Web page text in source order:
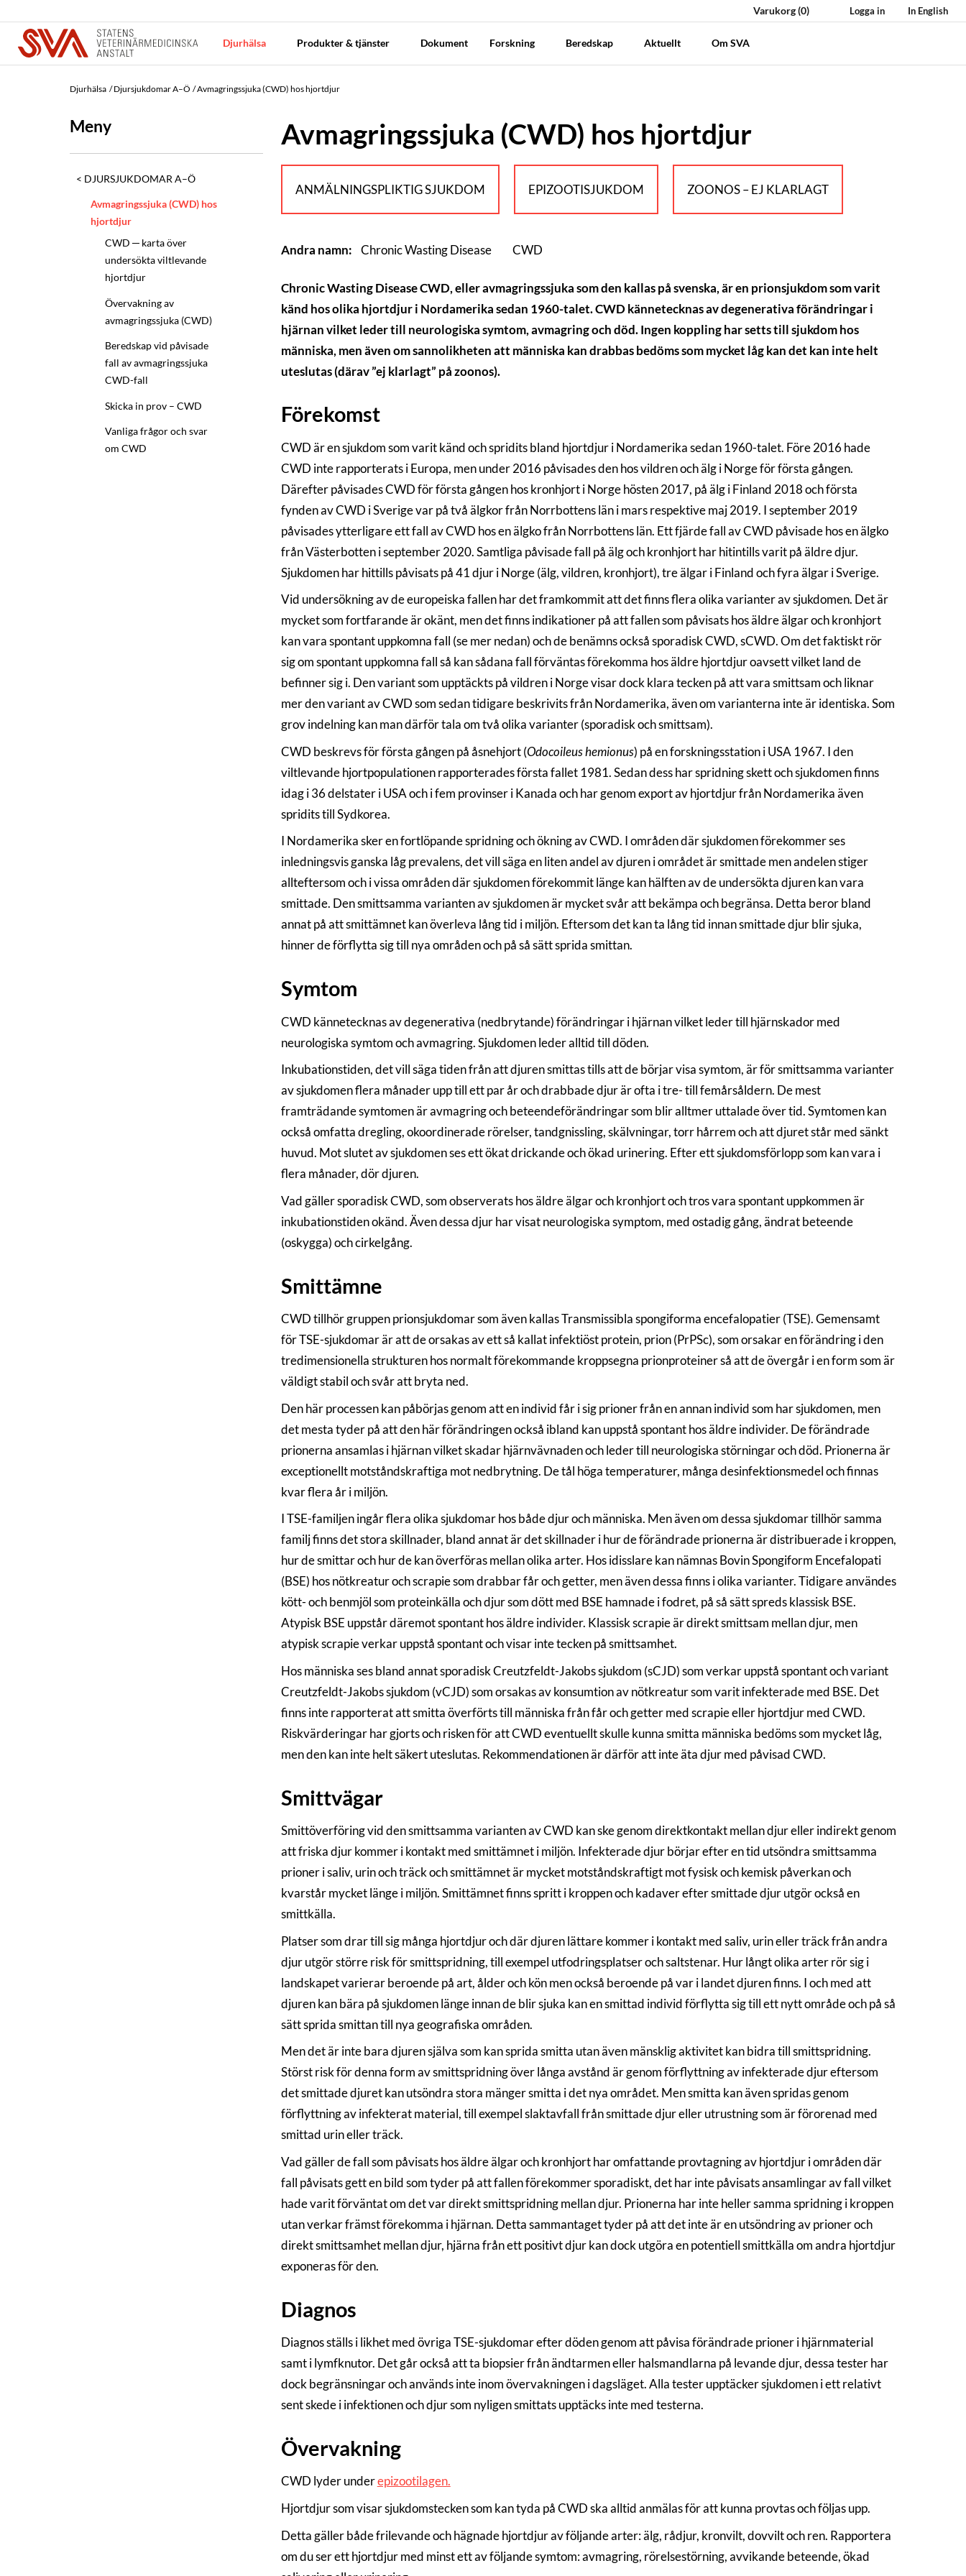
Varukorg(0) Logga in In English
Djurhälsa Produkter & tjänster Dokument Forskning Beredskap Aktuellt Om SVA
Djurhälsa Djursjukdomar A–Ö Avmagringssjuka (CWD) hos hjortdjur
Meny
DJURSJUKDOMAR A–Ö
Avmagringssjuka (CWD) hos
hjortdjur
CWD ─ karta över
undersökta viltlevande
hjortdjur
Övervakning av
avmagringssjuka (CWD)
Beredskap vid påvisade
fall av avmagringssjuka
CWD-fall
Skicka in prov – CWD
Vanliga frågor och svar
om CWD
Avmagringssjuka (CWD) hos hjortdjur
ANMÄLNINGSPLIKTIG SJUKDOM EPIZOOTISJUKDOM ZOONOS – EJ KLARLAGT
Andra namn: Chronic Wasting Disease CWD
Chronic Wasting Disease CWD, eller avmagringssjuka som den kallas på svenska, är en prionsjukdom som varit
känd hos olika hjortdjur i Nordamerika sedan 1960-talet. CWD kännetecknas av degenerativa förändringar i
hjärnan vilket leder till neurologiska symtom, avmagring och död. Ingen koppling har setts till sjukdom hos
människa, men även om sannolikheten att människa kan drabbas bedöms som mycket låg kan det kan inte helt
uteslutas (därav ”ej klarlagt” på zoonos).
Förekomst
CWD är en sjukdom som varit känd och spridits bland hjortdjur i Nordamerika sedan 1960-talet. Före 2016 hade
CWD inte rapporterats i Europa, men under 2016 påvisades den hos vildren och älg i Norge för första gången.
Därefter påvisades CWD för första gången hos kronhjort i Norge hösten 2017, på älg i Finland 2018 och första
fynden av CWD i Sverige var på två älgkor från Norrbottens län i mars respektive maj 2019. I september 2019
påvisades ytterligare ett fall av CWD hos en älgko från Norrbottens län. Ett fjärde fall av CWD påvisade hos en älgko
från Västerbotten i september 2020. Samtliga påvisade fall på älg och kronhjort har hitintills varit på äldre djur.
Sjukdomen har hittills påvisats på 41 djur i Norge (älg, vildren, kronhjort), tre älgar i Finland och fyra älgar i Sverige.
Vid undersökning av de europeiska fallen har det framkommit att det finns flera olika varianter av sjukdomen. Det är
mycket som fortfarande är okänt, men det finns indikationer på att fallen som påvisats hos äldre älgar och kronhjort
kan vara spontant uppkomna fall (se mer nedan) och de benämns också sporadisk CWD, sCWD. Om det faktiskt rör
sig om spontant uppkomna fall så kan sådana fall förväntas förekomma hos äldre hjortdjur oavsett vilket land de
befinner sig i. Den variant som upptäckts på vildren i Norge visar dock klara tecken på att vara smittsam och liknar
mer den variant av CWD som sedan tidigare beskrivits från Nordamerika, även om varianterna inte är identiska. Som
grov indelning kan man därför tala om två olika varianter (sporadisk och smittsam).
CWD beskrevs för första gången på åsnehjort (Odocoileus hemionus) på en forskningsstation i USA 1967. I den
viltlevande hjortpopulationen rapporterades första fallet 1981. Sedan dess har spridning skett och sjukdomen finns
idag i 36 delstater i USA och i fem provinser i Kanada och har genom export av hjortdjur från Nordamerika även
spridits till Sydkorea.
I Nordamerika sker en fortlöpande spridning och ökning av CWD. I områden där sjukdomen förekommer ses
inledningsvis ganska låg prevalens, det vill säga en liten andel av djuren i området är smittade men andelen stiger
allteftersom och i vissa områden där sjukdomen förekommit länge kan hälften av de undersökta djuren kan vara
smittade. Den smittsamma varianten av sjukdomen är mycket svår att bekämpa och begränsa. Detta beror bland
annat på att smittämnet kan överleva lång tid i miljön. Eftersom det kan ta lång tid innan smittade djur blir sjuka,
hinner de förflytta sig till nya områden och på så sätt sprida smittan.
Symtom
CWD kännetecknas av degenerativa (nedbrytande) förändringar i hjärnan vilket leder till hjärnskador med
neurologiska symtom och avmagring. Sjukdomen leder alltid till döden.
Inkubationstiden, det vill säga tiden från att djuren smittas tills att de börjar visa symtom, är för smittsamma varianter
av sjukdomen flera månader upp till ett par år och drabbade djur är ofta i tre- till femårsåldern. De mest
framträdande symtomen är avmagring och beteendeförändringar som blir alltmer uttalade över tid. Symtomen kan
också omfatta dregling, okoordinerade rörelser, tandgnissling, skälvningar, torr hårrem och att djuret står med sänkt
huvud. Mot slutet av sjukdomen ses ett ökat drickande och ökad urinering. Efter ett sjukdomsförlopp som kan vara i
flera månader, dör djuren.
Vad gäller sporadisk CWD, som observerats hos äldre älgar och kronhjort och tros vara spontant uppkommen är
inkubationstiden okänd. Även dessa djur har visat neurologiska symptom, med ostadig gång, ändrat beteende
(oskygga) och cirkelgång.
Smittämne
CWD tillhör gruppen prionsjukdomar som även kallas Transmissibla spongiforma encefalopatier (TSE). Gemensamt
för TSE-sjukdomar är att de orsakas av ett så kallat infektiöst protein, prion (PrPSc), som orsakar en förändring i den
tredimensionella strukturen hos normalt förekommande kroppsegna prionproteiner så att de övergår i en form som är
väldigt stabil och svår att bryta ned.
Den här processen kan påbörjas genom att en individ får i sig prioner från en annan individ som har sjukdomen, men
det mesta tyder på att den här förändringen också ibland kan uppstå spontant hos äldre individer. De förändrade
prionerna ansamlas i hjärnan vilket skadar hjärnvävnaden och leder till neurologiska störningar och död. Prionerna är
exceptionellt motståndskraftiga mot nedbrytning. De tål höga temperaturer, många desinfektionsmedel och finnas
kvar flera år i miljön.
I TSE-familjen ingår flera olika sjukdomar hos både djur och människa. Men även om dessa sjukdomar tillhör samma
familj finns det stora skillnader, bland annat är det skillnader i hur de förändrade prionerna är distribuerade i kroppen,
hur de smittar och hur de kan överföras mellan olika arter. Hos idisslare kan nämnas Bovin Spongiform Encefalopati
(BSE) hos nötkreatur och scrapie som drabbar får och getter, men även dessa finns i olika varianter. Tidigare användes
kött- och benmjöl som proteinkälla och djur som dött med BSE hamnade i fodret, på så sätt spreds klassisk BSE.
Atypisk BSE uppstår däremot spontant hos äldre individer. Klassisk scrapie är direkt smittsam mellan djur, men
atypisk scrapie verkar uppstå spontant och visar inte tecken på smittsamhet.
Hos människa ses bland annat sporadisk Creutzfeldt-Jakobs sjukdom (sCJD) som verkar uppstå spontant och variant
Creutzfeldt-Jakobs sjukdom (vCJD) som orsakas av konsumtion av nötkreatur som varit infekterade med BSE. Det
finns inte rapporterat att smitta överförts till människa från får och getter med scrapie eller hjortdjur med CWD.
Riskvärderingar har gjorts och risken för att CWD eventuellt skulle kunna smitta människa bedöms som mycket låg,
men den kan inte helt säkert uteslutas. Rekommendationen är därför att inte äta djur med påvisad CWD.
Smittvägar
Smittöverföring vid den smittsamma varianten av CWD kan ske genom direktkontakt mellan djur eller indirekt genom
att friska djur kommer i kontakt med smittämnet i miljön. Infekterade djur börjar efter en tid utsöndra smittsamma
prioner i saliv, urin och träck och smittämnet är mycket motståndskraftigt mot fysisk och kemisk påverkan och
kvarstår mycket länge i miljön. Smittämnet finns spritt i kroppen och kadaver efter smittade djur utgör också en
smittkälla.
Platser som drar till sig många hjortdjur och där djuren lättare kommer i kontakt med saliv, urin eller träck från andra
djur utgör större risk för smittspridning, till exempel utfodringsplatser och saltstenar. Hur långt olika arter rör sig i
landskapet varierar beroende på art, ålder och kön men också beroende på var i landet djuren finns. I och med att
djuren kan bära på sjukdomen länge innan de blir sjuka kan en smittad individ förflytta sig till ett nytt område och på så
sätt sprida smittan till nya geografiska områden.
Men det är inte bara djuren själva som kan sprida smitta utan även mänsklig aktivitet kan bidra till smittspridning.
Störst risk för denna form av smittspridning över långa avstånd är genom förflyttning av infekterade djur eftersom
det smittade djuret kan utsöndra stora mänger smitta i det nya området. Men smitta kan även spridas genom
förflyttning av infekterat material, till exempel slaktavfall från smittade djur eller utrustning som är förorenad med
smittad urin eller träck.
Vad gäller de fall som påvisats hos äldre älgar och kronhjort har omfattande provtagning av hjortdjur i områden där
fall påvisats gett en bild som tyder på att fallen förekommer sporadiskt, det har inte påvisats ansamlingar av fall vilket
hade varit förväntat om det var direkt smittspridning mellan djur. Prionerna har inte heller samma spridning i kroppen
utan verkar främst förekomma i hjärnan. Detta sammantaget tyder på att det inte är en utsöndring av prioner och
direkt smittsamhet mellan djur, hjärna från ett positivt djur kan dock utgöra en potentiell smittkälla om andra hjortdjur
exponeras för den.
Diagnos
Diagnos ställs i likhet med övriga TSE-sjukdomar efter döden genom att påvisa förändrade prioner i hjärnmaterial
samt i lymfknutor. Det går också att ta biopsier från ändtarmen eller halsmandlarna på levande djur, dessa tester har
dock begränsningar och används inte inom övervakningen i dagsläget. Alla tester upptäcker sjukdomen i ett relativt
sent skede i infektionen och djur som nyligen smittats upptäcks inte med testerna.
Övervakning
CWD lyder underepizootilagen.
Hjortdjur som visar sjukdomstecken som kan tyda på CWD ska alltid anmälas för att kunna provtas och följas upp.
Detta gäller både frilevande och hägnade hjortdjur av följande arter: älg, rådjur, kronvilt, dovvilt och ren. Rapportera
om du ser ett hjortdjur med minst ett av följande symtom: avmagring, rörelsestörning, avvikande beteende, ökad